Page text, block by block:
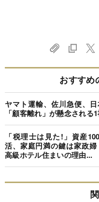
おすすめ
ヤマト運輸、佐川急便、
「顧客離れ」が懸念される
「税理士は見た!」資産
活、家庭円満の鍵は家政
高級ホテル住まいの理由...